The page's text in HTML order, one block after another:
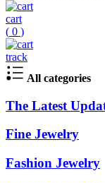
cart
( 0 )
track
All categories
The Latest
Fine Jewelry
Fashion Jewelry